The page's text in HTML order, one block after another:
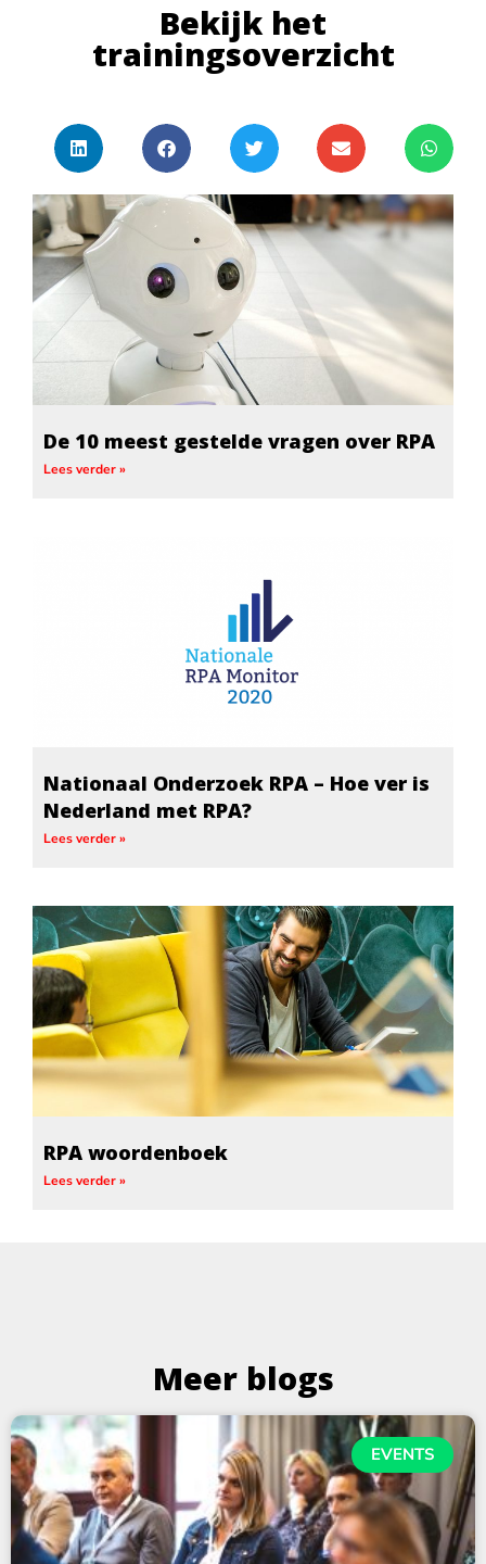
Bekijk het
trainingsoverzicht
De 10 meest gestelde vragen over RPA
Lees verder »
Nationaal Onderzoek RPA – Hoe ver is
Nederland met RPA?
Lees verder »
RPA woordenboek
Lees verder »
Meer blogs
EVENTS